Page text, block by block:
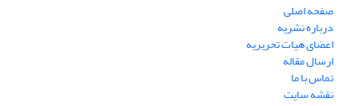
صفحه اصلی
درباره نشریه
اعضای هیات تحریریه
ارسال مقاله
تماس با ما
نقشه سایت